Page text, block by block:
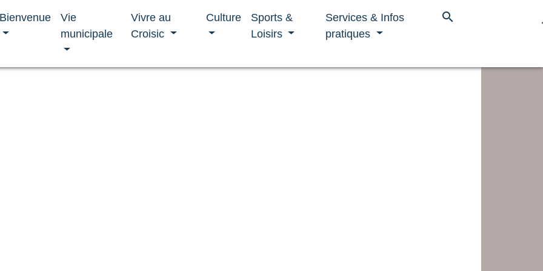
Bienvenue
Vie
municipale
Vivre au
Croisic
Culture
Sports &
Loisirs
Services & Infos
pratiques
search